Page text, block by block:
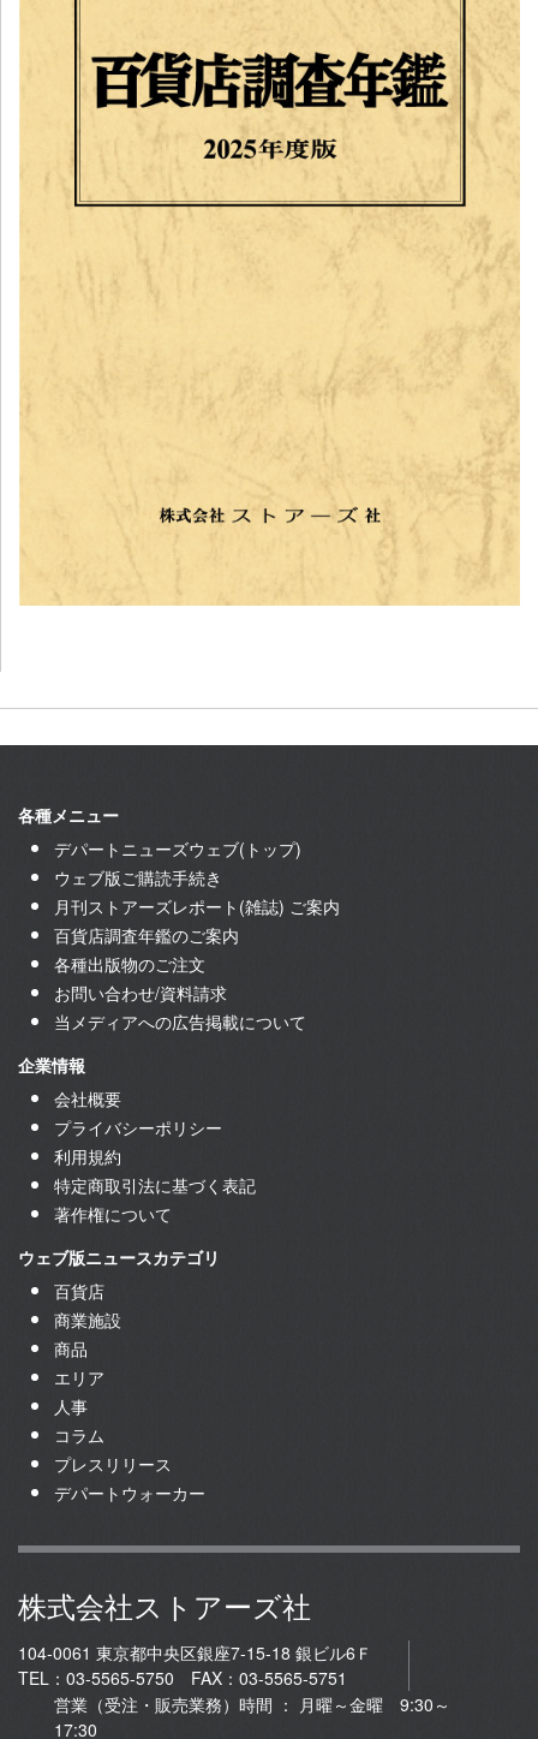
各種メニュー
デパートニューズウェブ(トップ)
ウェブ版ご購読手続き
月刊ストアーズレポート(雑誌) ご案内
百貨店調査年鑑のご案内
各種出版物のご注文
お問い合わせ/資料請求
当メディアへの広告掲載について
企業情報
会社概要
プライバシーポリシー
利用規約
特定商取引法に基づく表記
著作権について
ウェブ版ニュースカテゴリ
百貨店
商業施設
商品
エリア
人事
コラム
プレスリリース
デパートウォーカー
株式会社ストアーズ社
104-0061 東京都中央区銀座7-15-18 銀ビル6Ｆ
TEL：03-5565-5750 FAX：03-5565-5751
営業（受注・販売業務）時間 ： 月曜～金曜 9:30～
17:30